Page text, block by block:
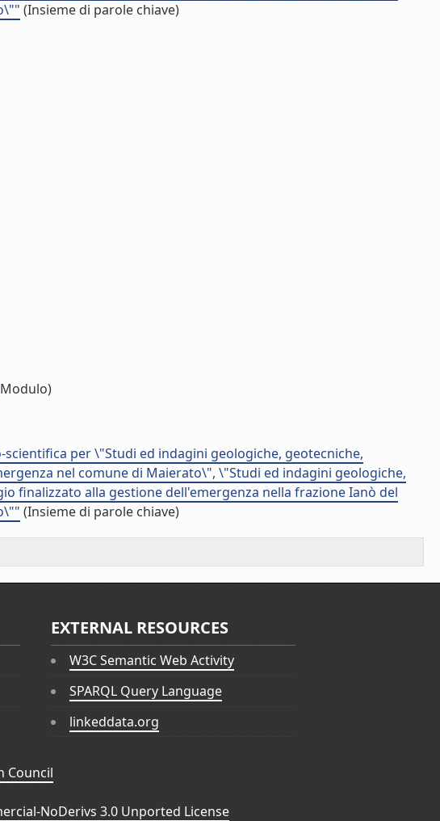
(Insieme di parole chiave)
per \"Studi ed indagini geologiche, geotecniche,
nel comune di Maierato\", \"Studi ed indagini geologiche,
finalizzato alla gestione dell'emergenza nella frazione Ianò del
(Insieme di parole chiave)
EXTERNAL RESOURCES
W3C Semantic Web Activity
SPARQL Query Language
linkeddata.org
Council
NoDerivs 3.0 Unported License